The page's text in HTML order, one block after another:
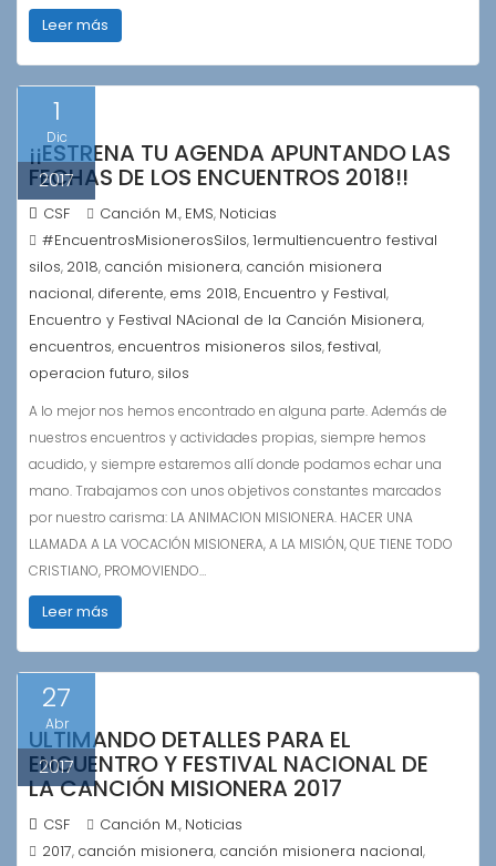
Leer más
1
Dic
2017
¡¡ESTRENA TU AGENDA APUNTANDO LAS
FECHAS DE LOS ENCUENTROS 2018!!
CSF Canción M., EMS, Noticias
#EncuentrosMisionerosSilos,1ermultiencuentro festival
silos, 2018, canción misionera, canción misionera
nacional, diferente, ems 2018, Encuentro y Festival,
Encuentro y Festival NAcional de la Canción Misionera,
encuentros, encuentros misioneros silos,festival,
operacion futuro, silos
A lo mejor nos hemos encontrado en alguna parte. Además de
nuestros encuentros y actividades propias, siempre hemos
acudido, y siempre estaremos allí donde podamos echar una
mano. Trabajamos con unos objetivos constantes marcados
por nuestro carisma: LA ANIMACION MISIONERA. HACER UNA
LLAMADA A LA VOCACIÓN MISIONERA, A LA MISIÓN, QUE TIENE TODO
CRISTIANO, PROMOVIENDO…
Leer más
27
Abr
2017
ULTIMANDO DETALLES PARA EL
ENCUENTRO Y FESTIVAL NACIONAL DE
LA CANCIÓN MISIONERA 2017
CSF Canción M., Noticias
2017, canción misionera, canción misionera nacional,